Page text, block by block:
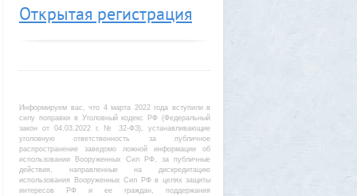
Открытая регистрация
Информируем вас, что 4 марта 2022 года вступили в
силу поправки в Уголовный кодекс РФ (Федеральный
закон от 04.03.2022 г. № 32-ФЗ), устанавливающие
уголовную ответственность за публичное
распространение заведомо ложной информации об
использовании Вооруженных Сил РФ, за публичные
действия, направленные на дискредитацию
использования Вооруженных Сил РФ в целях защиты
интересов РФ и ее граждан, поддержания